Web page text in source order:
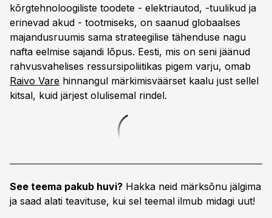
kõrgtehnoloogiliste toodete - elektriautod, -tuulikud ja
erinevad akud - tootmiseks, on saanud globaalses
majandusruumis sama strateegilise tähenduse nagu
nafta eelmise sajandi lõpus. Eesti, mis on seni jäänud
rahvusvahelises ressursipoliitikas pigem varju, omab
Raivo Vare hinnangul märkimisväärset kaalu just sellel
kitsal, kuid järjest olulisemal rindel.
See teema pakub huvi? Hakka neid märksõnu jälgima
ja saad alati teavituse, kui sel teemal ilmub midagi uut!